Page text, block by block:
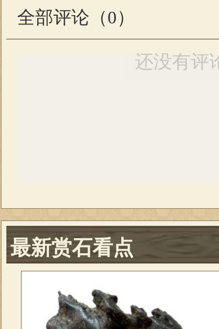
全部评论（0）
还没有评
最新赏石看点